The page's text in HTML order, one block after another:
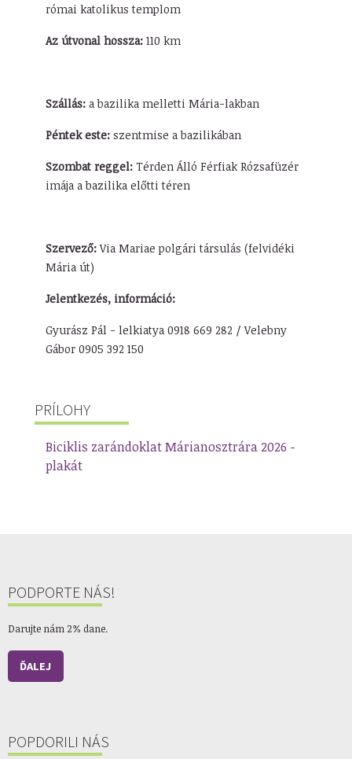
római katolikus templom
Az útvonal hossza: 110 km
Szállás:a bazilika melletti Mária-lakban
Péntek este:szentmise a bazilikában
Szombat reggel: Térden Álló Férfiak Rózsafüzér
imája a bazilika előtti téren
Szervező:Via Mariae polgári társulás (felvidéki
Mária út)
Jelentkezés, információ:
Gyurász Pál - lelkiatya 0918 669 282 / Velebny
Gábor 0905 392 150
PRÍLOHY
Biciklis zarándoklat Márianosztrára 2026 -
plakát
PODPORTE NÁS!
Darujte nám 2% dane.
ĎALEJ
POPDORILI NÁS